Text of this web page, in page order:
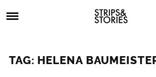
to
Strips
&
Stories
Comics,
TAG: HELENA